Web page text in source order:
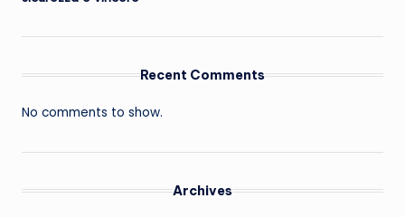
Recent Comments
No comments to show.
Archives